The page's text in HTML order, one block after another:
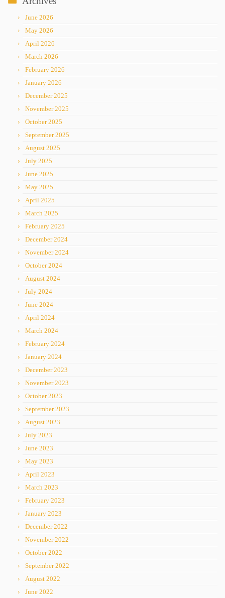
June 2026
May 2026
April 2026
March 2026
February 2026
January 2026
December 2025
November 2025
October 2025
September 2025
August 2025
July 2025
June 2025
May 2025
April 2025
March 2025
February 2025
December 2024
November 2024
October 2024
August 2024
July 2024
June 2024
April 2024
March 2024
February 2024
January 2024
December 2023
November 2023
October 2023
September 2023
August 2023
July 2023
June 2023
May 2023
April 2023
March 2023
February 2023
January 2023
December 2022
November 2022
October 2022
September 2022
August 2022
June 2022